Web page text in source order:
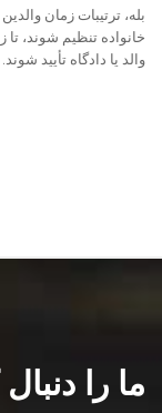
بله، ترتیبات زمان
خانواده تنظیم شوند،
والد یا دادگاه تأیید شوند.
ما را دنبال